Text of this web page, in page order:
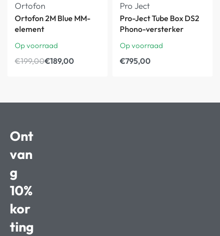
Ortofon
Ortofon 2M Blue MM-
element
Op voorraad
€199,00€189,00
Pro Ject
Pro-Ject Tube Box DS2
Phono-versterker
Op voorraad
€795,00
Ont
van
g
10%
kor
ting